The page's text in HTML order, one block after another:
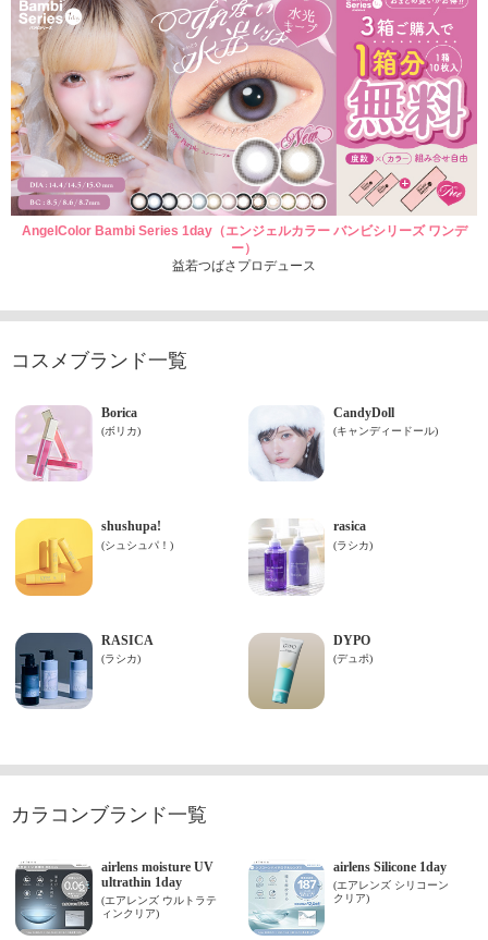
AngelColor Bambi Series 1day（エンジェルカラー バンビシリーズ ワンデ
ー）
益若つばさプロデュース
コスメブランド一覧
カラコンブランド一覧